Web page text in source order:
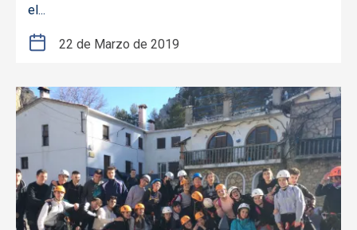
el...
22 de Marzo de 2019